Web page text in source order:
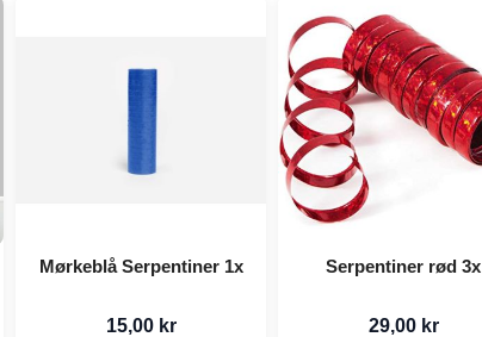
Mørkeblå Serpentiner 1x
15,00 kr
Serpentiner rød 3x
29,00 kr